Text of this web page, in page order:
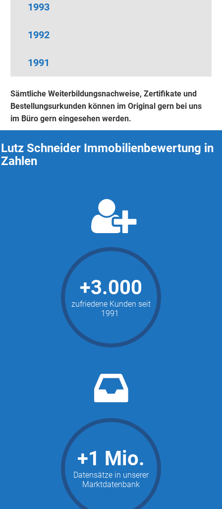
1993
1992
1991
Sämtliche Weiterbildungsnachweise, Zertifikate und
Bestellungsurkunden können im Original gern bei uns
im Büro gern eingesehen werden.
Lutz Schneider Immobilienbewertung in
Zahlen
+3.000
zufriedene Kunden seit
1991
+1 Mio.
Datensätze in unserer
Marktdatenbank